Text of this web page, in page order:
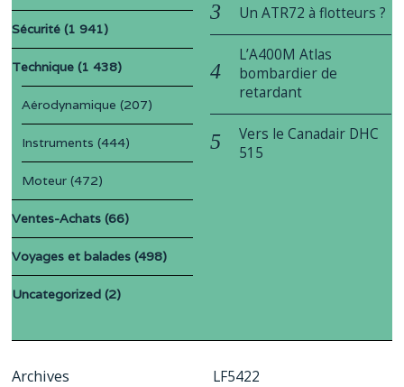
Sécurité (1 941)
Technique (1 438)
Aérodynamique (207)
Instruments (444)
Moteur (472)
Ventes-Achats (66)
Voyages et balades (498)
Uncategorized (2)
Un ATR72 à flotteurs ?
L’A400M Atlas
bombardier de
retardant
Vers le Canadair DHC
515
Archives LF5422